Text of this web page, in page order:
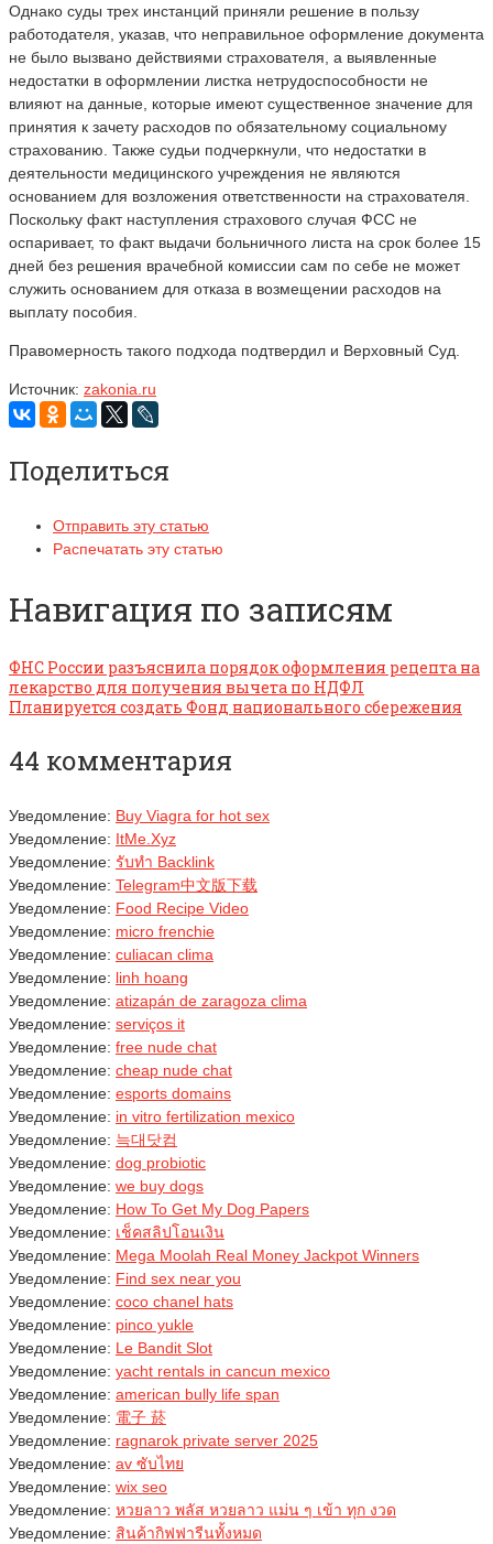
Однако суды трех инстанций приняли решение в пользу
работодателя, указав, что неправильное оформление документа
не было вызвано действиями страхователя, а выявленные
недостатки в оформлении листка нетрудоспособности не
влияют на данные, которые имеют существенное значение для
принятия к зачету расходов по обязательному социальному
страхованию. Также судьи подчеркнули, что недостатки в
деятельности медицинского учреждения не являются
основанием для возложения ответственности на страхователя.
Поскольку факт наступления страхового случая ФСС не
оспаривает, то факт выдачи больничного листа на срок более 15
дней без решения врачебной комиссии сам по себе не может
служить основанием для отказа в возмещении расходов на
выплату пособия.
Правомерность такого подхода подтвердил и Верховный Суд.
Источник: zakonia.ru
Поделиться
Отправить эту статью
Распечатать эту статью
Навигация по записям
ФНС России разъяснила порядок оформления рецепта на
лекарство для получения вычета по НДФЛ
Планируется создать Фонд национального сбережения
44 комментария
Уведомление: Buy Viagra for hot sex
Уведомление: ItMe.Xyz
Уведомление: รับทำ Backlink
Уведомление: Telegram中文版下载
Уведомление: Food Recipe Video
Уведомление: micro frenchie
Уведомление: culiacan clima
Уведомление: linh hoang
Уведомление: atizapán de zaragoza clima
Уведомление: serviços it
Уведомление: free nude chat
Уведомление: cheap nude chat
Уведомление: esports domains
Уведомление: in vitro fertilization mexico
Уведомление: 늑대닷컴
Уведомление: dog probiotic
Уведомление: we buy dogs
Уведомление: How To Get My Dog Papers
Уведомление: เช็คสลิปโอนเงิน
Уведомление: Mega Moolah Real Money Jackpot Winners
Уведомление: Find sex near you
Уведомление: coco chanel hats
Уведомление: pinco yukle
Уведомление: Le Bandit Slot
Уведомление: yacht rentals in cancun mexico
Уведомление: american bully life span
Уведомление: 電子 菸
Уведомление: ragnarok private server 2025
Уведомление: av ซับไทย
Уведомление: wix seo
Уведомление: หวยลาว พลัส หวยลาว แม่น ๆ เข้า ทุก งวด
Уведомление: สินค้ากิฟฟารีนทั้งหมด